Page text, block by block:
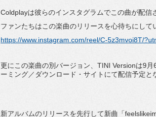
Coldplayは彼らのインスタグラムでこの曲が配信
ファンたちはこの楽曲のリリースを心待ちにして
https://www.instagram.com/reel/C-5z3mvoi8T/
更にこの楽曲の別バージョン、TINI Versionは9
ーミング／ダウンロード・サイトにて配信予定と
新アルバムのリリースを先行して新曲「